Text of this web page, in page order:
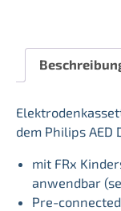
dem Philips AED
mit FRx
anwendbar
Pre-